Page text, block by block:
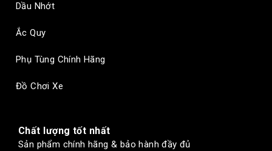
Dầu Nhớt
Ắc Quy
Phụ Tùng Chính Hãng
Đồ Chơi Xe
Chất lượng tốt nhất
Sản phẩm chính hãng & bảo hành đầy đủ